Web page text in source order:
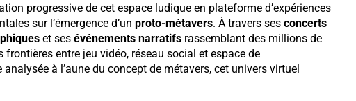
progressive de cet espace ludique en plateforme d’expériences
sur l’émergence d’un proto-métavers. À travers ses concerts
et ses événements narratifsrassemblant des millions de
entre jeu vidéo, réseau social et espace de
à l’aune du concept de métavers, cet univers virtuel